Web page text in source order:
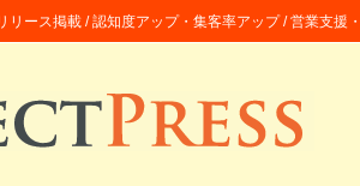
リース掲載 / 認知度アップ・集客率アップ / 営業支援